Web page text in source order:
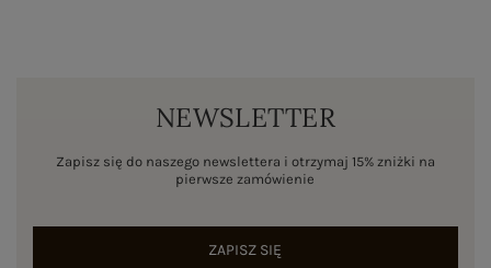
NEWSLETTER
Zapisz się do naszego newslettera i otrzymaj 15% zniżki na
pierwsze zamówienie
ZAPISZ SIĘ